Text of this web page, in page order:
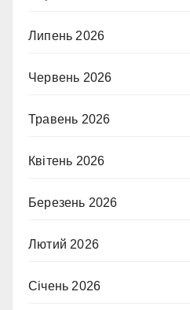
Липень 2026
Червень 2026
Травень 2026
Квітень 2026
Березень 2026
Лютий 2026
Січень 2026